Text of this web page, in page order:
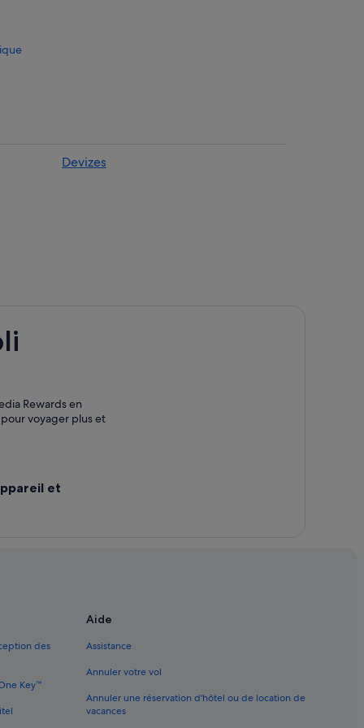
Devizes
Rewards en
voyager plus et
et
des
Key™
Aide
Assistance
Annuler votre vol
Annuler une réservation d'hôtel ou de location de
vacances